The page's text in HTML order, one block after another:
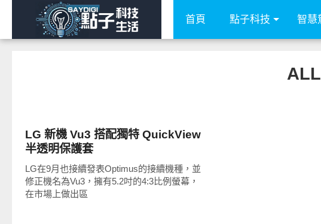
首頁 點子科技 智慧
LG 新機 Vu3 搭配獨特 QuickView
半透明保護套
LG在9月也接續發表Optimus的接續機種，並
修正機名為Vu3，擁有5.2吋的4:3比例螢幕，
在市場上做出區